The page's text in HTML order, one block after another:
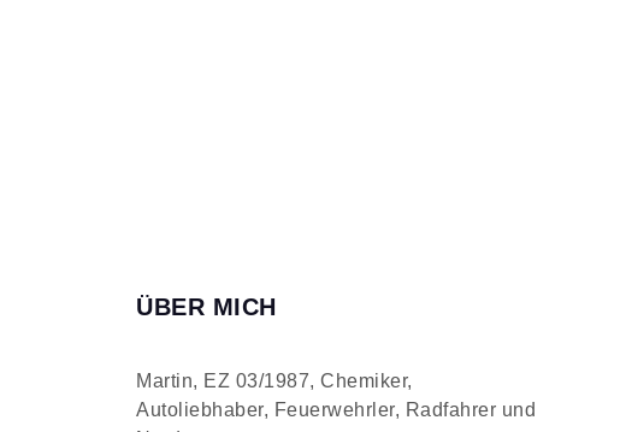
ÜBER MICH
Martin, EZ 03/1987, Chemiker,
Autoliebhaber, Feuerwehrler, Radfahrer und